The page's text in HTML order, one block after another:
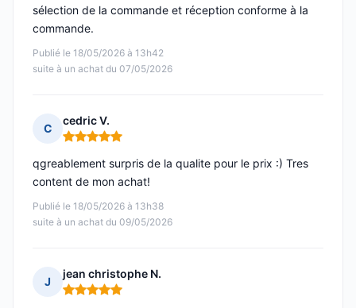
Publié le 18/05/2026 à 13h42
suite à un achat du 07/05/2026
sélection de la commande et réception conforme à la
commande.
C
cedric V.
Note : 5 sur 5
Publié le 18/05/2026 à 13h38
suite à un achat du 09/05/2026
qgreablement surpris de la qualite pour le prix :) Tres
content de mon achat!
J
jean christophe N.
Note : 5 sur 5